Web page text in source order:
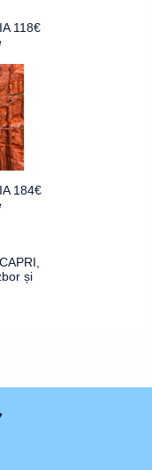
118€
184€
și